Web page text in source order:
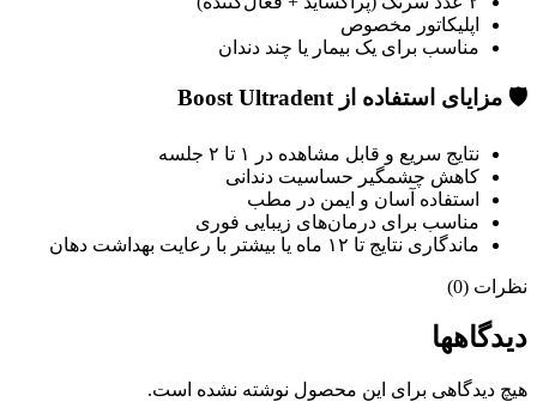
اپلیکاتور مخصوص
مناسب برای یک بیمار یا چند دندان
🛡️ مزایای استفاده از Boost Ultradent
نتایج سریع و قابل مشاهده در ۱ تا ۲ جلسه
کاهش چشمگیر حساسیت دندانی
استفاده آسان و ایمن در مطب
مناسب برای درمان‌های زیبایی فوری
ماندگاری نتایج تا ۱۲ ماه یا بیشتر با رعایت بهداشت دهان
نظرات (0)
دیدگاهها
هیچ دیدگاهی برای این محصول نوشته نشده است.